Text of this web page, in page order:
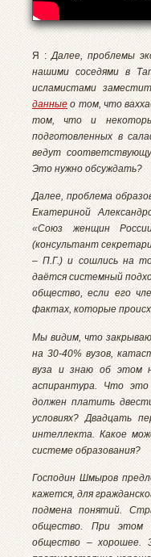
Я : Далее, проблемы
нашими соседями в
исламистами
данные о том, что
том, что и
подготовленных в
ведут
Это нужно обсуждать?
Далее, проблема
Екатериной
«Союз женщин
(консультант
– П.Г.) и сошлись на
даётся системный
общество, если его
фактах, которые
Мы видим, что
на 30-40% вузов,
вуза и знаю об этом
аспирантура. Что это
должен платить
условиях? Двадцать
интеллекта. Какое
системе образования?
Господин Шмыров
кажется, для
подмена понятий.
общество. При этом
общество – хорошее.